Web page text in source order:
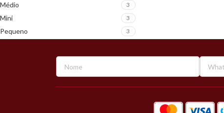
Médio 3
Mini 3
Pequeno 3